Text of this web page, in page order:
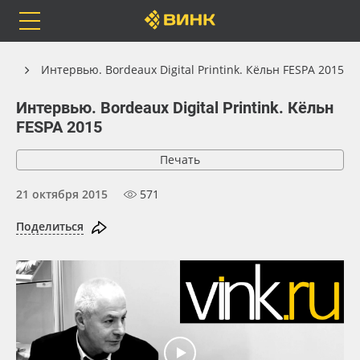
Orafol
Доставка
Оплата
Рулонные материалы
Листовые материалы
Чернила
Интервью. Bordeaux Digital Printink. Кёльн FESPA 2015
Интервью. Bordeaux Digital Printink. Кёльн
FESPA 2015
Печать
21 октября 2015 571
Поделиться